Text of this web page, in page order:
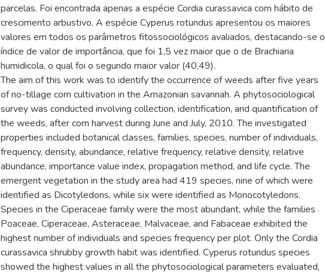
parcelas. Foi encontrada apenas a espécie Cordia curassavica com hábito de
crescimento arbustivo. A espécie Cyperus rotundus apresentou os maiores
valores em todos os parâmetros fitossociológicos avaliados, destacando-se o
índice de valor de importância, que foi 1,5 vez maior que o de Brachiaria
humidicola, o qual foi o segundo maior valor (40,49).
The aim of this work was to identify the occurrence of weeds after five years
of no-tillage corn cultivation in the Amazonian savannah. A phytosociological
survey was conducted involving collection, identification, and quantification of
the weeds, after corn harvest during June and July, 2010. The investigated
properties included botanical classes, families, species, number of individuals,
frequency, density, abundance, relative frequency, relative density, relative
abundance, importance value index, propagation method, and life cycle. The
emergent vegetation in the study area had 419 species, nine of which were
identified as Dicotyledons, while six were identified as Monocotyledons.
Species in the Ciperaceae family were the most abundant, while the families
Poaceae, Ciperaceae, Asteraceae, Malvaceae, and Fabaceae exhibited the
highest number of individuals and species frequency per plot. Only the Cordia
curassavica shrubby growth habit was identified. Cyperus rotundus species
showed the highest values in all the phytosociological parameters evaluated,